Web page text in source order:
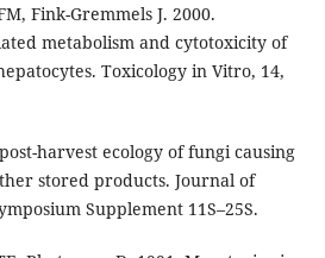
Fink-Gremmels J. 2000.
metabolism and cytotoxicity of
Toxicology in Vitro, 14,
harvest ecology of fungi causing
stored products. Journal of
Supplement 11S–25S.